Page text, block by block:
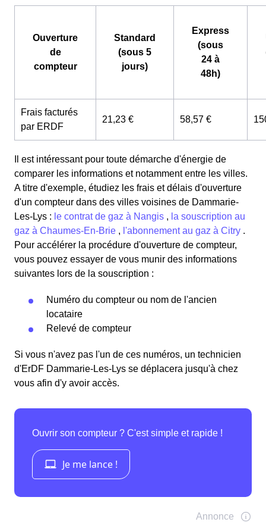
Ouverture
de
compteur
Standard
(sous 5
jours)
Express
(sous
24 à
48h)
Frais facturés
par ERDF
21,23 € 58,57 €
Il est intéressant pour toute démarche d'énergie de
comparer les informations et notamment entre les villes.
A titre d'exemple, étudiez les frais et délais d'ouverture
d'un compteur dans des villes voisines de Dammarie-
Les-Lys : le contrat de gaz à Nangis , la souscription au
gaz à Chaumes-En-Brie , l'abonnement au gaz à Citry .
Pour accélérer la procédure d'ouverture de compteur,
vous pouvez essayer de vous munir des informations
suivantes lors de la souscription :
Numéro du compteur ou nom de l'ancien
locataire
Relevé de compteur
Si vous n'avez pas l'un de ces numéros, un technicien
d'ErDF Dammarie-Les-Lys se déplacera jusqu'à chez
vous afin d'y avoir accès.